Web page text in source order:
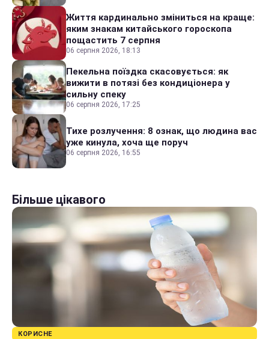
Життя кардинально зміниться на краще:
яким знакам китайського гороскопа
пощастить 7 серпня
06 серпня 2026, 18:13
Пекельна поїздка скасовується: як
вижити в потязі без кондиціонера у
сильну спеку
06 серпня 2026, 17:25
Тихе розлучення: 8 ознак, що людина вас
уже кинула, хоча ще поруч
06 серпня 2026, 16:55
Більше цікавого
КОРИСНЕ